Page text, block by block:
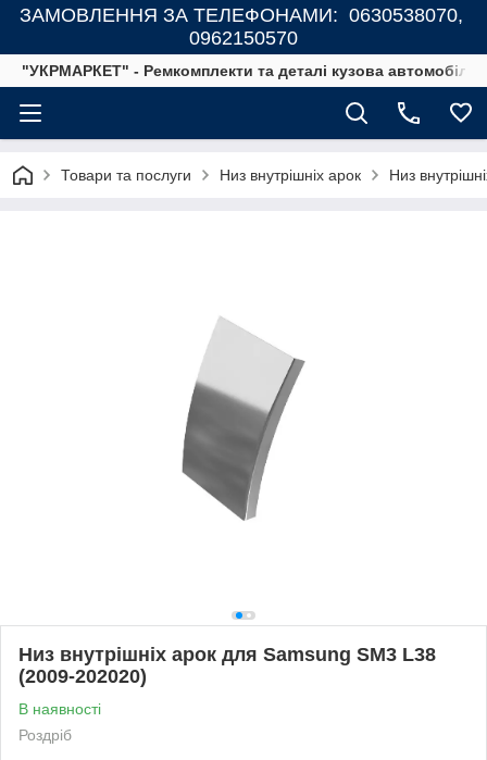
ЗАМОВЛЕННЯ ЗА ТЕЛЕФОНАМИ: 0630538070,
0962150570
"УКРМАРКЕТ" - Ремкомплекти та деталі кузова автомобілів
Товари та послуги Низ внутрішніх арок Низ
Низ внутрішніх арок для Samsung SM3 L38
(2009-202020)
В наявності
Роздріб